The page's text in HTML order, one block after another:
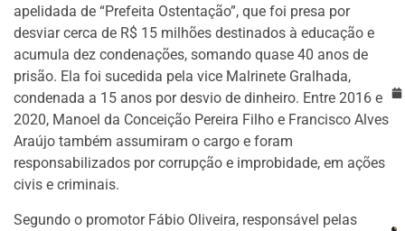
apelidada de “Prefeita Ostentação”, que foi presa por
desviar cerca de R$ 15 milhões destinados à educação e
acumula dez condenações, somando quase 40 anos de
prisão. Ela foi sucedida pela vice Malrinete Gralhada,
condenada a 15 anos por desvio de dinheiro. Entre 2016 e
2020, Manoel da Conceição Pereira Filho e Francisco Alves
Araújo também assumiram o cargo e foram
responsabilizados por corrupção e improbidade, em ações
civis e criminais.
Segundo o promotor Fábio Oliveira, responsável pelas